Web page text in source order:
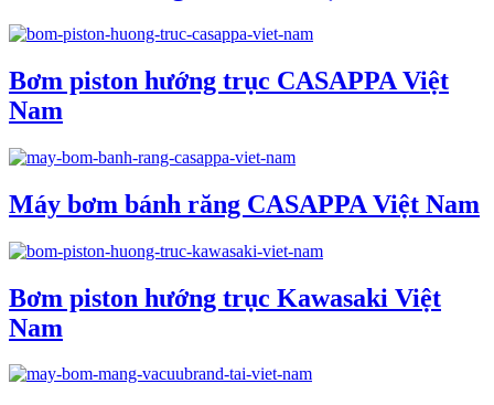
Bơm piston hướng trục CASAPPA Việt
Nam
Máy bơm bánh răng CASAPPA Việt Nam
Bơm piston hướng trục Kawasaki Việt
Nam